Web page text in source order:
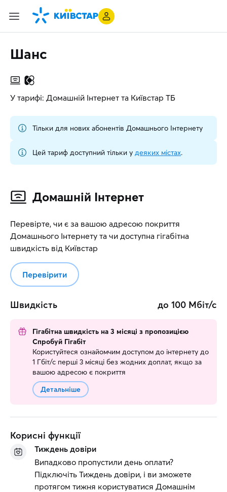
Шанс
У тарифі: Домашній Інтернет та Київстар ТБ
Тільки для нових абонентів Домашнього Інтернету
Цей тариф доступний тільки у деяких містах.
Домашній Інтернет
Перевірте, чи є за вашою адресою покриття
Домашнього Інтернету та чи доступна гігабітна
швидкість від Київстар
Перевірити
Швидкість до 100 Мбіт/с
Гігабітна швидкість на 3 місяці з пропозицією
Спробуй Гігабіт
Користуйтеся ознайомчим доступом до інтернету до
1 Гбіт/с перші 3 місяці без жодних доплат, якщо за
вашою адресою є покриття
Детальніше
Корисні функції
Тиждень довіри
Випадково пропустили день оплати?
Підключіть Тиждень довіри, і ви зможете
протягом тижня користуватися Домашнім